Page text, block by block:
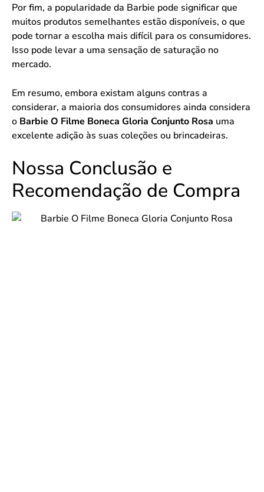
Por fim, a popularidade da Barbie pode significar que
muitos produtos semelhantes estão disponíveis, o que
pode tornar a escolha mais difícil para os consumidores.
Isso pode levar a uma sensação de saturação no
mercado.
Em resumo, embora existam alguns contras a
considerar, a maioria dos consumidores ainda considera
o Barbie O Filme Boneca Gloria Conjunto Rosa uma
excelente adição às suas coleções ou brincadeiras.
Nossa Conclusão e
Recomendação de Compra